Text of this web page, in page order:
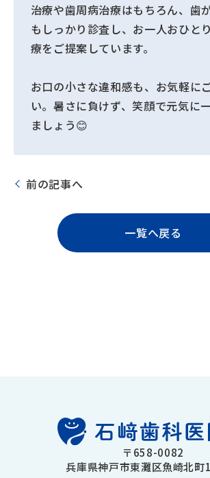
治療や歯周病治療はもちろん、歯
もしっかり診査し、お一人おひと
療をご提案しています。
お口の小さな違和感も、お気軽に
い。暑さに負けず、笑顔で元気に
ましょう😊
前の記事へ
一覧へ戻る
〒658-0082
兵庫県神戸市東灘区魚崎北